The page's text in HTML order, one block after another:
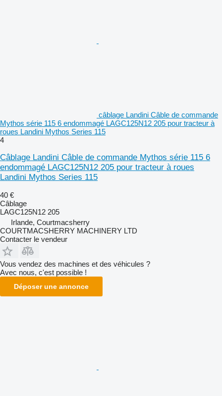
câblage Landini Câble de commande
Mythos série 115 6 endommagé LAGC125N12 205 pour tracteur à
roues Landini Mythos Series 115
4
Câblage Landini Câble de commande Mythos série 115 6
endommagé LAGC125N12 205 pour tracteur à roues
Landini Mythos Series 115
40 €
Câblage
LAGC125N12 205
Irlande, Courtmacsherry
COURTMACSHERRY MACHINERY LTD
Contacter le vendeur
Vous vendez des machines et des véhicules ?
Avec nous, c'est possible !
Déposer une annonce